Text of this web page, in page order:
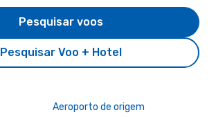
Pesquisar Voo + Hotel
Pesquisar voos
Aeroporto de origem